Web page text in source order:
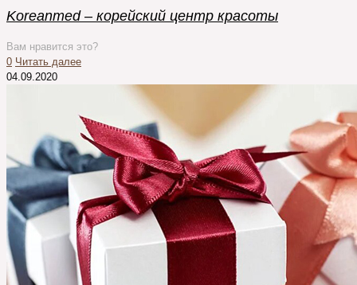
Koreanmed – корейский центр красоты
Вам нравится это?
0 Читать далее
04.09.2020